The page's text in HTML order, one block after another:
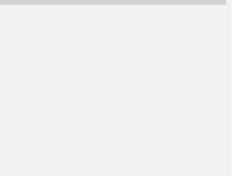
Docs_México